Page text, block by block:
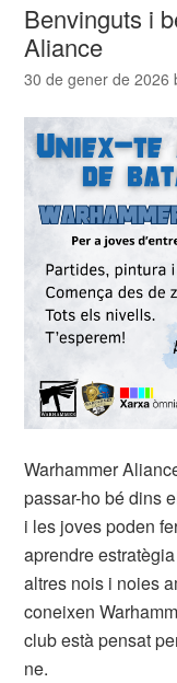
Benvinguts i
Aliance
30 de gener de 2026
Warhammer
passar-ho bé dins
i les joves poden
aprendre
altres nois i noies
coneixen
club està pensat
ne.